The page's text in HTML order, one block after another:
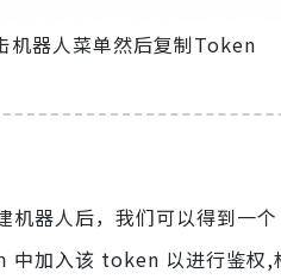
机器人菜单然后复制Token
机器人后，我们可以得到
中加入该 token 以进行鉴权,